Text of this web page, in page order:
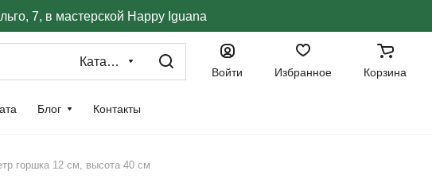
7, в мастерской Happy Iguana
Каталог
Войти Избранное Корзина
Блог Контакты
горшка 12 см, высота 40 см